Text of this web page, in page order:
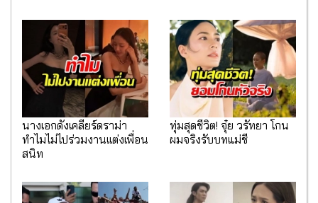
นางเอกดังเคลียร์ดราม่า
ทำไมไม่ไปร่วมงานเเต่งเพื่อน
สนิท
ทุ่มสุดชีวิต! จุ๋ย วรัทยา โกน
ผมจริงรับบทแม่ชี